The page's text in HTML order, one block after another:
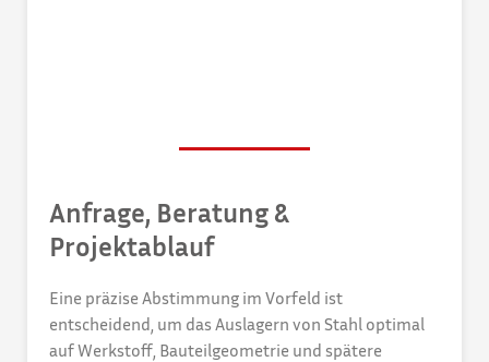
Anfrage, Beratung &
Projektablauf
Eine präzise Abstimmung im Vorfeld ist
entscheidend, um das Auslagern von Stahl optimal
auf Werkstoff, Bauteilgeometrie und spätere